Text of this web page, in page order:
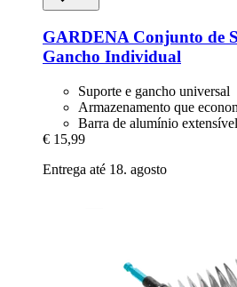
GARDENA Conjunto de
Gancho Individual
Suporte e gancho universal
Armazenamento que
Barra de alumínio extensível
€ 15,99
Entrega até 18. agosto